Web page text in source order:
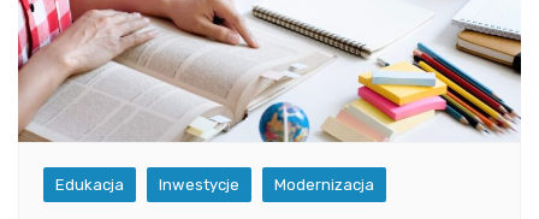
Edukacja Inwestycje Modernizacja